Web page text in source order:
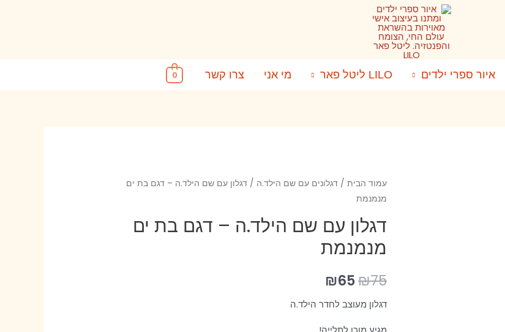
איור ספרי ילדים LILO ליטל פאר מי אני צרו קשר 0
עמוד הבית / דגלונים עם שם הילד.ה / דגלון עם שם הילד.ה – דגם בת ים
מנמנמת
דגלון עם שם הילד.ה – דגם בת ים
מנמנמת
₪75
₪65
דגלון מעוצב לחדר הילד.ה